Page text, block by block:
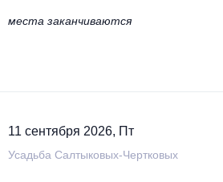
места заканчиваются
11 сентября 2026, Пт
Усадьба Салтыковых-Чертковых